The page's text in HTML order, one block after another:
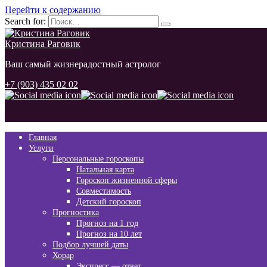
Перейти к содержанию
Search for:
Кристина Раговик
Ваш самый жизнерадостный астролог
+7 (903) 435 02 02
Главная
Услуги
Персональные гороскопы
Натальная карта
Гороскоп жизненной сферы
Совместимость
Детский гороскоп
Прогностика
Прогноз на 1 год
Прогноз на 10 лет
Подбор лучшей даты
Хорар